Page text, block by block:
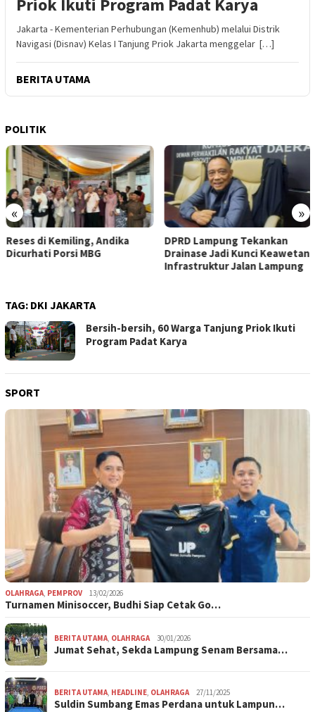
Jakarta - Kementerian Perhubungan (Kemenhub) melalui Distrik
Navigasi (Disnav) Kelas I Tanjung Priok Jakarta menggelar […]
BERITA UTAMA
POLITIK
« »
Reses di Kemiling, Andika
Dicurhati Porsi MBG
DPRD Lampung Tekankan
Drainase Jadi Kunci Keawetan
Infrastruktur Jalan Lampung
TAG: DKI JAKARTA
Bersih-bersih, 60 Warga Tanjung Priok Ikuti
Program Padat Karya
SPORT
OLAHRAGA, PEMPROV 13/02/2026
Turnamen Minisoccer, Budhi Siap Cetak Go…
BERITA UTAMA, OLAHRAGA 30/01/2026
Jumat Sehat, Sekda Lampung Senam Bersama…
BERITA UTAMA, HEADLINE, OLAHRAGA 27/11/2025
Suldin Sumbang Emas Perdana untuk Lampun…